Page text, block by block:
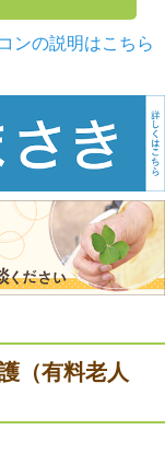
ンの説明はこちら
（有料老人